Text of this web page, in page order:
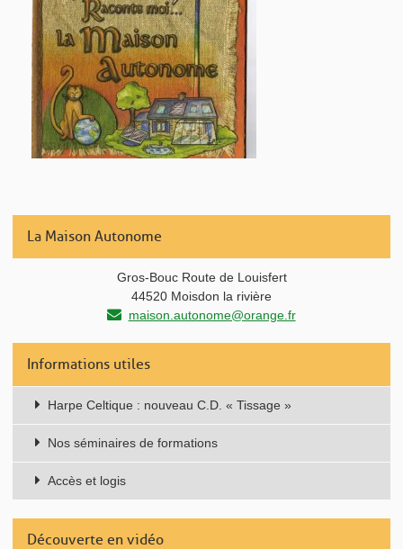
La Maison Autonome
Gros-Bouc Route de Louisfert
44520 Moisdon la rivière
maison.autonome@orange.fr
Informations utiles
Harpe Celtique : nouveau C.D. « Tissage »
Nos séminaires de formations
Accès et logis
Découverte en vidéo